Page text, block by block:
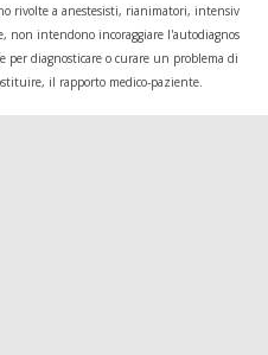
rivolte a anestesisti, rianimatori,
intendono incoraggiare l'autodiagnosi o
diagnosticare o curare un problema di
il rapporto medico-paziente.